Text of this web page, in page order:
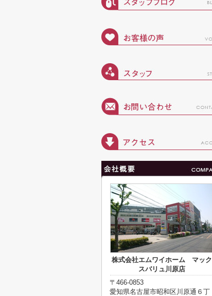
株式会社エムワイホーム マック
スバリュ川原店
〒466-0853
愛知県名古屋市昭和区川原通６丁